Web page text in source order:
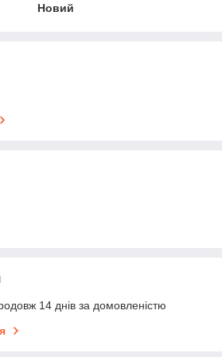
Новий
14 днів за домовленістю